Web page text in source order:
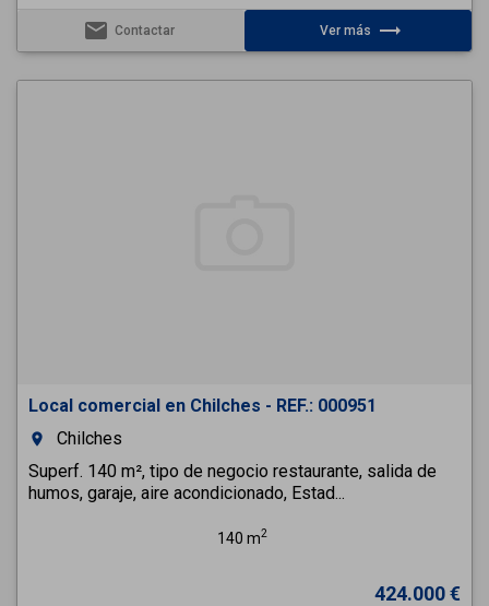
email Contactar Ver más trending_flat
Local comercial en Chilches - REF.: 000951
room
Chilches
Superf. 140 m², tipo de negocio restaurante, salida de
humos, garaje, aire acondicionado, Estad...
140 m2
424.000 €